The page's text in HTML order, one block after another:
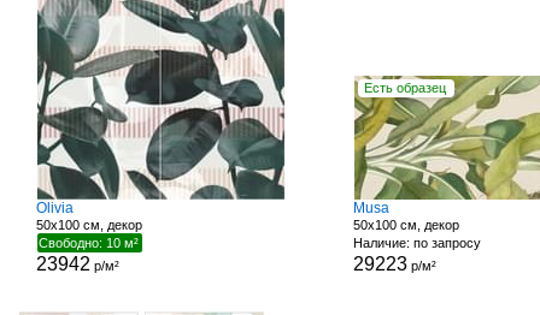
Olivia
50x100 см, декор
Свободно: 10 м²
23942 р/м²
Есть образец
Musa
50x100 см, декор
Наличие: по запросу
29223 р/м²